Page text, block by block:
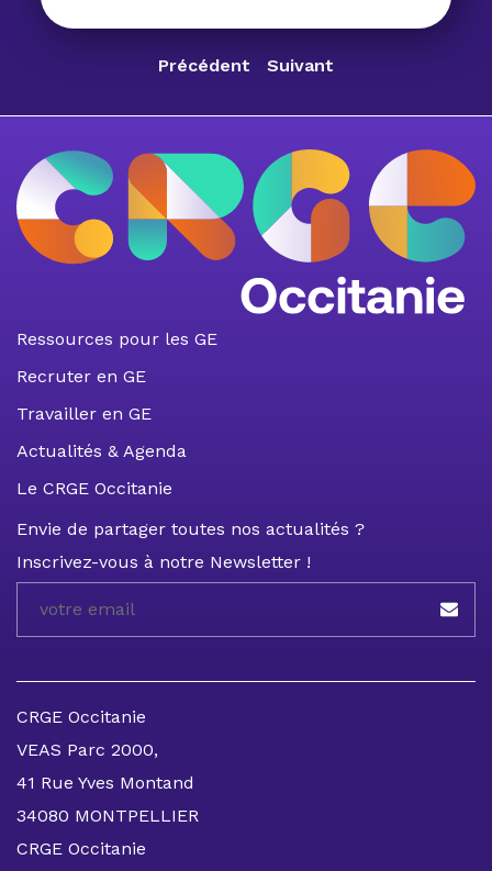
Précédent Suivant
Ressources pour les GE
Recruter en GE
Travailler en GE
Actualités & Agenda
Le CRGE Occitanie
Envie de partager toutes nos actualités ?
Inscrivez-vous à notre Newsletter !
CRGE Occitanie
VEAS Parc 2000,
41 Rue Yves Montand
34080 MONTPELLIER
CRGE Occitanie